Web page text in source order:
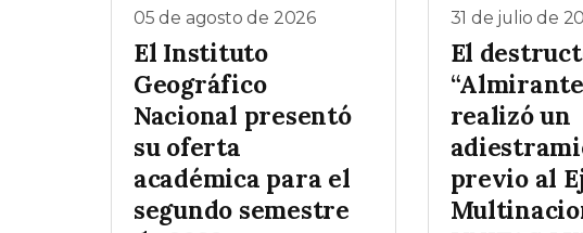
05 de agosto de 2026
El Instituto
Geográfico
Nacional presentó
su oferta
académica para el
segundo semestre
31 de julio de
El
realizó un
previo al